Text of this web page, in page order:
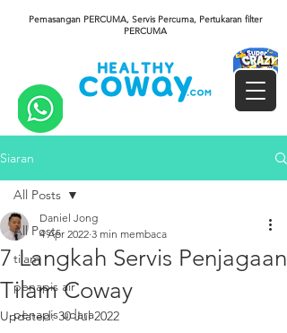
Pemasangan PERCUMA, Servis Percuma, Pertukaran filter
PERCUMA
Siaran
All Posts
tilam
penapis air
penapis udara
All Posts
7 Langkah Servis Penjagaan
Tilam Coway
Daniel Jong
4 Apr 2022 3 min membaca
Updated:30 Jul 2022